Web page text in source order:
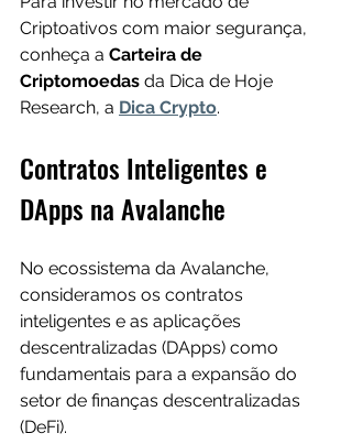
Criptoativos com maior segurança,
conheça a Carteira de
Criptomoedas da Dica de Hoje
Research, a Dica Crypto.
Contratos Inteligentes e
DApps na Avalanche
No ecossistema da Avalanche,
consideramos os contratos
inteligentes e as aplicações
descentralizadas (DApps) como
fundamentais para a expansão do
setor de finanças descentralizadas
(DeFi).